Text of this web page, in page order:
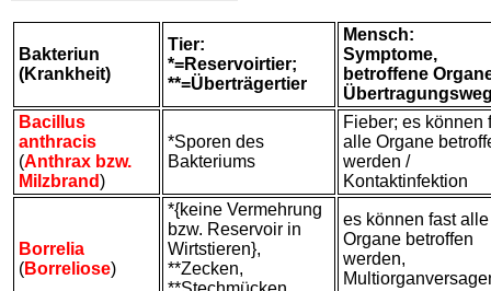
Bakteriun
(Krankheit)
Tier:
*=Reservoirtier;
**=Überträgertier
Mensch:
Symptome,
betroffene
Bacillus
anthracis
(Anthrax bzw.
Milzbrand)
*Sporen des
Bakteriums
Fieber; es können
alle Organe
werden /
Kontaktinfektion
Borrelia
(Borreliose)
*{keine Vermehrung
bzw. Reservoir in
Wirtstieren},
**Zecken,
es können fast alle
Organe betroffen
werden,